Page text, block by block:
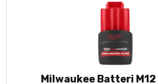
Milwaukee Batteri M12